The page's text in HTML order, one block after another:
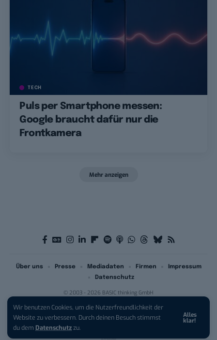
Wir benutzen Cookies, um die Nutzerfreundlichkeit der
Website zu verbessern. Durch deinen Besuch stimmst
du dem Datenschutzzu.
Alles
klar!
TECH
Puls per Smartphone messen:
Google braucht dafür nur die
Frontkamera
Mehr anzeigen
© 2003 - 2026 BASIC thinking GmbH
Über uns Presse Mediadaten Firmen
Impressum
Datenschutz
iPhone 17 Pro sichern:Für 1 € +
200 € Hardware-Bonus!